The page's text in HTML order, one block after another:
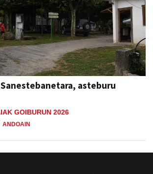
asteburu
GOIBURUN 2026
ANDOAIN